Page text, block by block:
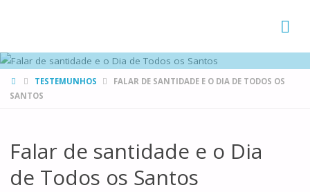
HOMETESTEMUNHOS
FALAR DE SANTIDADE E O DIA DE TODOS OS
SANTOS
Falar de santidade e o Dia
de Todos os Santos